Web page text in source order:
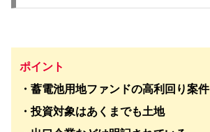
ポイント
・蓄電池用地ファンドの高利回り案件
・投資対象はあくまでも土地